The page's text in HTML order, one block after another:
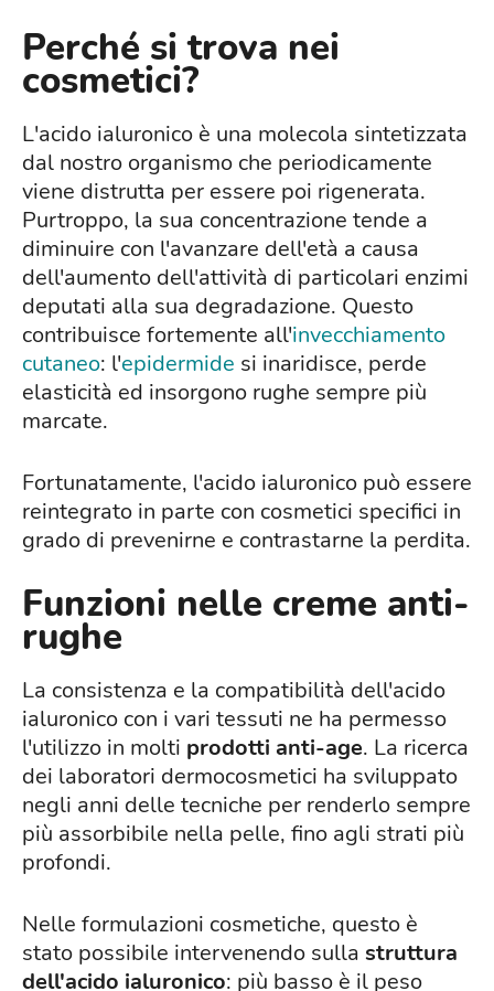
Perché si trova nei
cosmetici?
L'acido ialuronico è una molecola sintetizzata
dal nostro organismo che periodicamente
viene distrutta per essere poi rigenerata.
Purtroppo, la sua concentrazione tende a
diminuire con l'avanzare dell'età a causa
dell'aumento dell'attività di particolari enzimi
deputati alla sua degradazione. Questo
contribuisce fortemente all'invecchiamento
cutaneo: l'epidermide si inaridisce, perde
elasticità ed insorgono rughe sempre più
marcate.
Fortunatamente, l'acido ialuronico può essere
reintegrato in parte con cosmetici specifici in
grado di prevenirne e contrastarne la perdita.
Funzioni nelle creme anti-
rughe
La consistenza e la compatibilità dell'acido
ialuronico con i vari tessuti ne ha permesso
l'utilizzo in molti prodotti anti-age. La ricerca
dei laboratori dermocosmetici ha sviluppato
negli anni delle tecniche per renderlo sempre
più assorbibile nella pelle, fino agli strati più
profondi.
Nelle formulazioni cosmetiche, questo è
stato possibile intervenendo sulla struttura
dell'acido ialuronico: più basso è il peso